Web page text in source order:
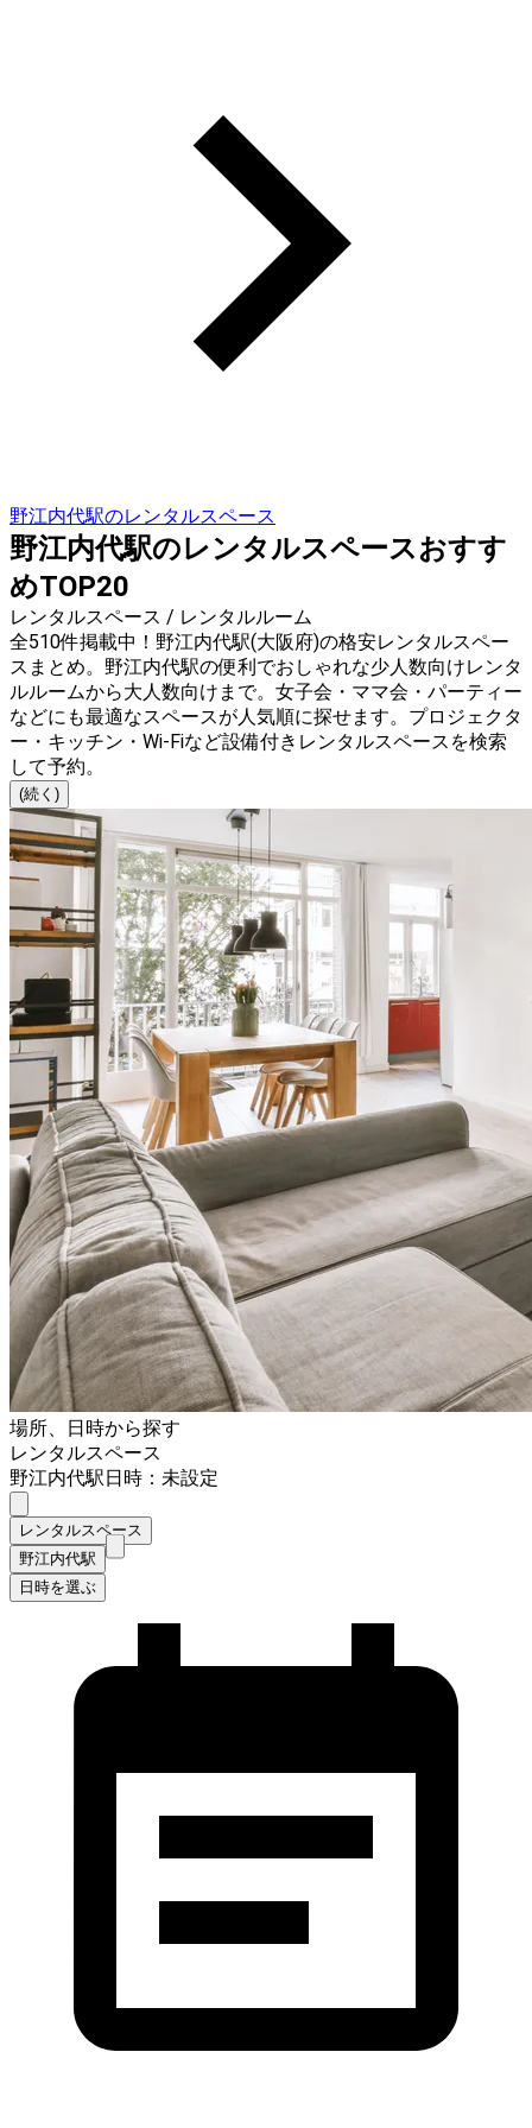
野江内代駅のレンタルスペース
野江内代駅のレンタルスペースおすす
めTOP20
レンタルスペース / レンタルルーム
全510件掲載中！野江内代駅(大阪府)の格安レンタルスペー
スまとめ。野江内代駅の便利でおしゃれな少人数向けレンタ
ルルームから大人数向けまで。女子会・ママ会・パーティー
などにも最適なスペースが人気順に探せます。プロジェクタ
ー・キッチン・Wi-Fiなど設備付きレンタルスペースを検索
して予約。
(続く)
場所、日時から探す
レンタルスペース
野江内代駅日時：未設定
レンタルスペース
野江内代駅
日時を選ぶ